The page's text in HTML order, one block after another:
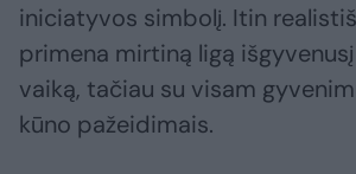
iniciatyvos simbolį. Itin
primena mirtiną ligą
vaiką, tačiau su visam
kūno pažeidimais.